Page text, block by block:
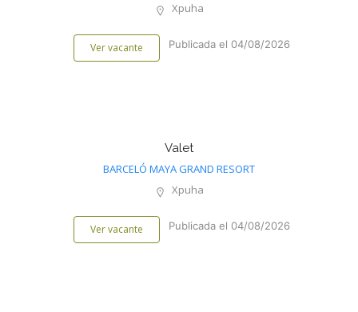
Xpuha
Ver vacante Publicada el 04/08/2026
Valet
BARCELÓ MAYA GRAND RESORT
Xpuha
Ver vacante Publicada el 04/08/2026